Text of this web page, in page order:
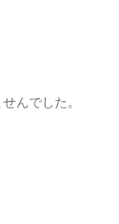
んでした。